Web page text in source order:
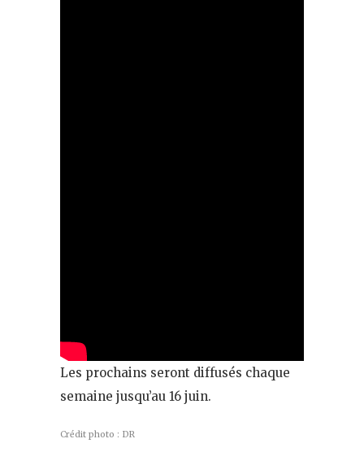
Les prochains seront diffusés chaque
semaine jusqu’au 16 juin.
Crédit photo : DR